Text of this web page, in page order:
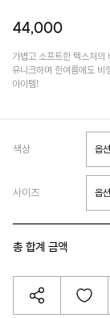
44,000
가볍고 소프트한 텍스처의
유니크하며 한여름에도 비
아이템!
색상
사이즈
총 합계 금액